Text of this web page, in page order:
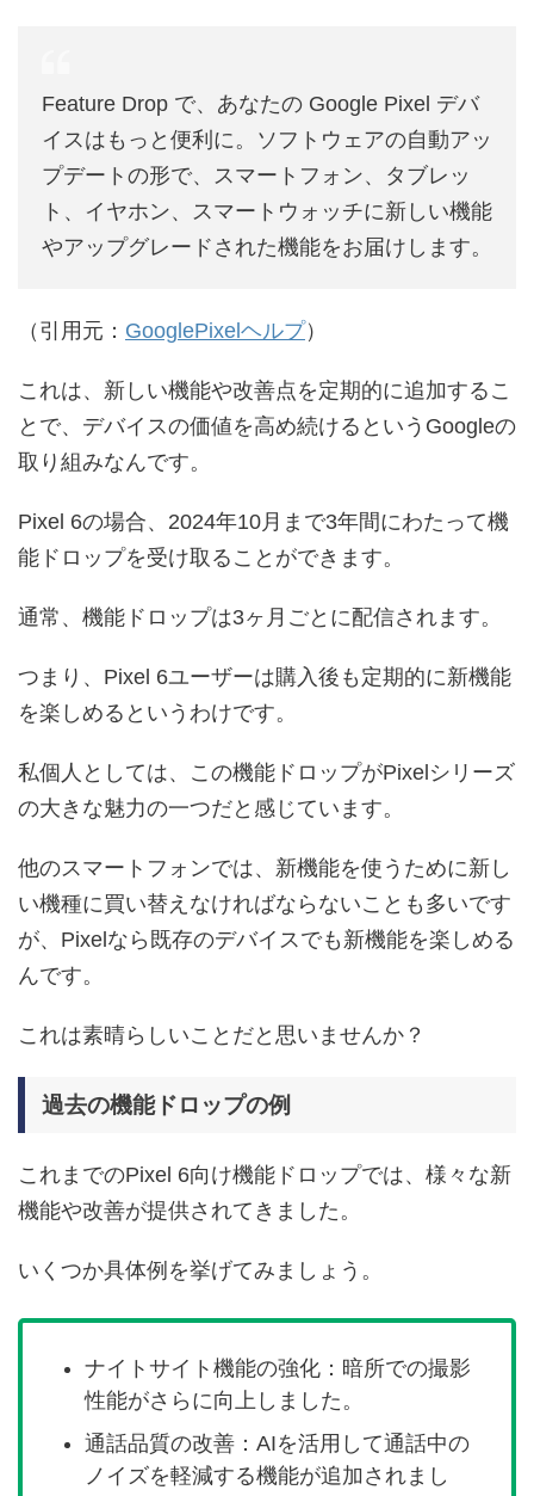
Feature Drop で、あなたの Google Pixel デバ
イスはもっと便利に。ソフトウェアの自動アッ
プデートの形で、スマートフォン、タブレッ
ト、イヤホン、スマートウォッチに新しい機能
やアップグレードされた機能をお届けします。
（引用元： GooglePixelヘルプ）
これは、新しい機能や改善点を定期的に追加するこ
とで、デバイスの価値を高め続けるというGoogleの
取り組みなんです。
Pixel 6の場合、2024年10月まで3年間にわたって機
能ドロップを受け取ることができます。
通常、機能ドロップは3ヶ月ごとに配信されます。
つまり、Pixel 6ユーザーは購入後も定期的に新機能
を楽しめるというわけです。
私個人としては、この機能ドロップがPixelシリーズ
の大きな魅力の一つだと感じています。
他のスマートフォンでは、新機能を使うために新し
い機種に買い替えなければならないことも多いです
が、Pixelなら既存のデバイスでも新機能を楽しめる
んです。
これは素晴らしいことだと思いませんか？
過去の機能ドロップの例
これまでのPixel 6向け機能ドロップでは、様々な新
機能や改善が提供されてきました。
いくつか具体例を挙げてみましょう。
ナイトサイト機能の強化：暗所での撮影
性能がさらに向上しました。
通話品質の改善：AIを活用して通話中の
ノイズを軽減する機能が追加されまし